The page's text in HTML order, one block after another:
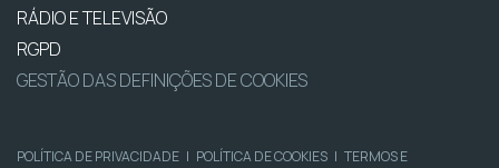
RÁDIO E TELEVISÃO
RGPD
GESTÃO DAS DEFINIÇÕES DE COOKIES
POLÍTICA DE PRIVACIDADE | POLÍTICA DE COOKIES | TERMOS E